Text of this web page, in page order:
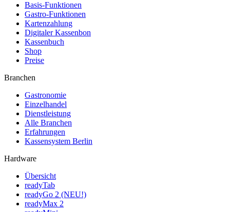
Basis-Funktionen
Gastro-Funktionen
Kartenzahlung
Digitaler Kassenbon
Kassenbuch
Shop
Preise
Branchen
Gastronomie
Einzelhandel
Dienstleistung
Alle Branchen
Erfahrungen
Kassensystem Berlin
Hardware
Übersicht
readyTab
readyGo 2 (NEU!)
readyMax 2